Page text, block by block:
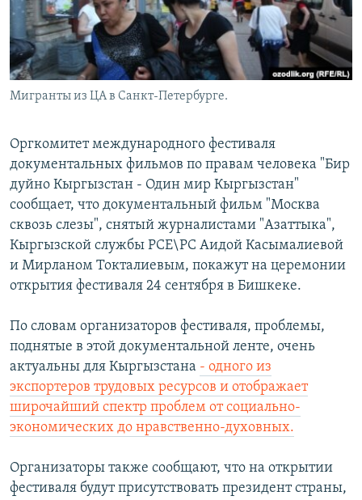
Мигранты из ЦА в Санкт-Петербурге.
Оргкомитет международного фестиваля
документальных фильмов по правам человека "Бир
дуйно Кыргызстан - Один мир Кыргызстан"
сообщает, что документальный фильм "Москва
сквозь слезы", снятый журналистами "Азаттыка",
Кыргызской службы РСЕ\РС Аидой Касымалиевой
и Мирланом Токталиевым, покажут на церемонии
открытия фестиваля 24 сентября в Бишкеке.
По словам организаторов фестиваля, проблемы,
поднятые в этой документальной ленте, очень
актуальны для Кыргызстана - одного из
экспортеров трудовых ресурсов и отображает
широчайший спектр проблем от социально-
экономических до нравственно-духовных.
Организаторы также сообщают, что на открытии
фестиваля будут присутствовать президент страны,